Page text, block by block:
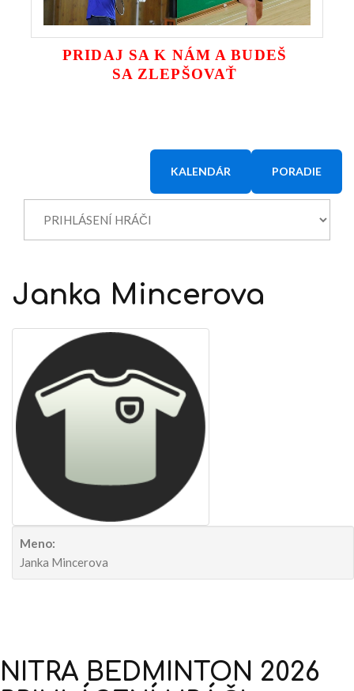
PRIDAJ SA K NÁM A BUDEŠ
SA ZLEPŠOVAŤ
KALENDÁR PORADIE
Janka Mincerova
Meno:
Janka Mincerova
NITRA BEDMINTON 2026